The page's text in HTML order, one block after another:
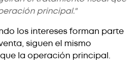
principal."
los intereses forman parte
siguen el mismo
la operación principal.